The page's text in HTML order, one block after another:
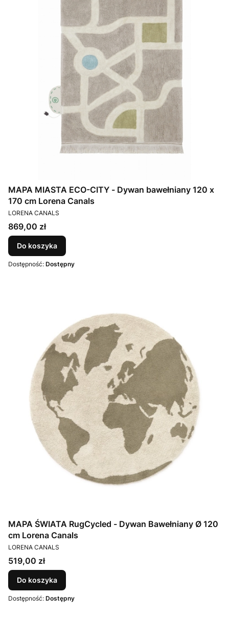
MAPA MIASTA ECO-CITY - Dywan bawełniany 120 x
170 cm Lorena Canals
PRODUCENT
LORENA CANALS
Cena
869,00 zł
Do koszyka
Dostępność: Dostępny
MAPA ŚWIATA RugCycled - Dywan Bawełniany Ø 120
cm Lorena Canals
PRODUCENT
LORENA CANALS
Cena
519,00 zł
Do koszyka
Dostępność: Dostępny